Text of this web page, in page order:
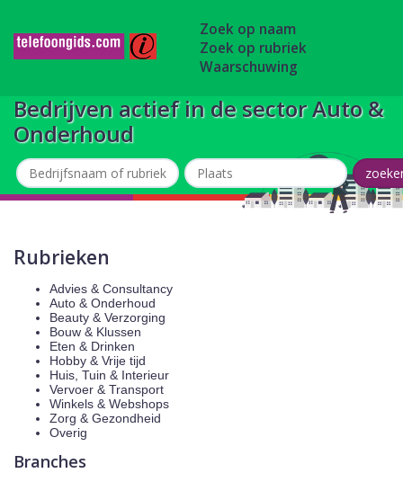
Zoek op naam
Zoek op rubriek
Waarschuwing
Bedrijven actief in de sector Auto &
Onderhoud
Rubrieken
Advies & Consultancy
Auto & Onderhoud
Beauty & Verzorging
Bouw & Klussen
Eten & Drinken
Hobby & Vrije tijd
Huis, Tuin & Interieur
Vervoer & Transport
Winkels & Webshops
Zorg & Gezondheid
Overig
Branches